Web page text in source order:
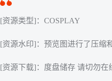
[资源类型]：COSPLAY
[资源水印]：预览图进行了压缩
[资源下载]：度盘储存 请切勿在